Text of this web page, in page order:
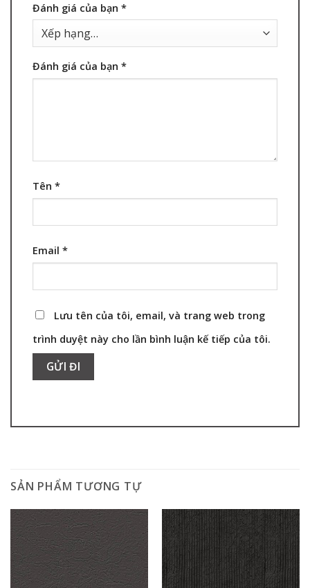
Đánh giá của bạn *
Đánh giá của bạn *
Tên *
Email *
Lưu tên của tôi, email, và trang web trong
trình duyệt này cho lần bình luận kế tiếp của tôi.
SẢN PHẨM TƯƠNG TỰ